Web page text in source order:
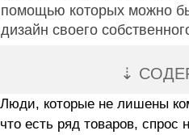
помощью которых можно
дизайн своего
⇣
Люди, которые не лишены
что есть ряд товаров,